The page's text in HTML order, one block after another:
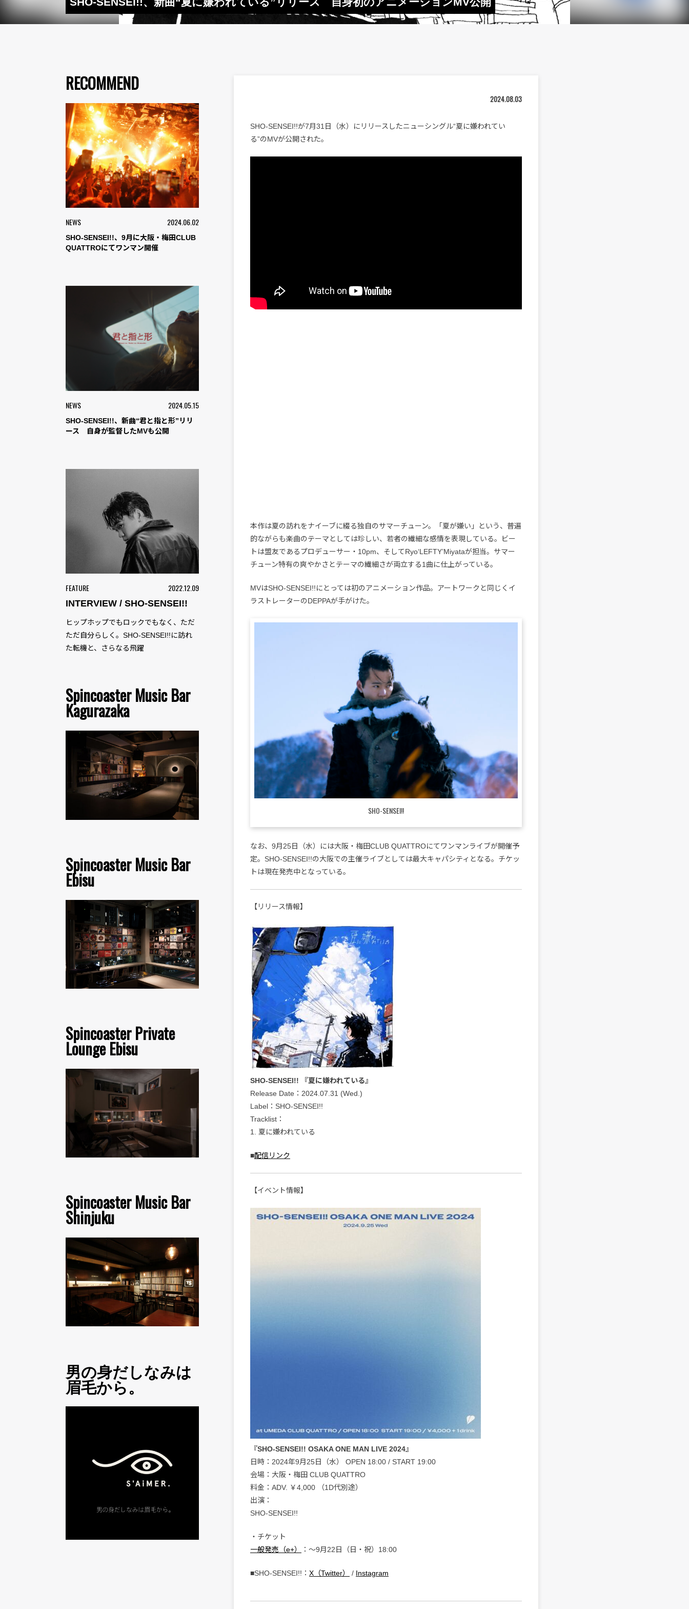
RECOMMEND
NEWS 2024.06.02
SHO-SENSEI!!、9月に大阪・梅田CLUB
QUATTROにてワンマン開催
NEWS 2024.05.15
SHO-SENSEI!!、新曲“君と指と形”リリ
ース 自身が監督したMVも公開
FEATURE 2022.12.09
INTERVIEW / SHO-SENSEI!!
ヒップホップでもロックでもなく、ただ
ただ自分らしく。SHO-SENSEI!!に訪れ
た転機と、さらなる飛躍
Spincoaster Music Bar
Kagurazaka
Spincoaster Music Bar
Ebisu
Spincoaster Private
Lounge Ebisu
Spincoaster Music Bar
Shinjuku
男の身だしなみは
眉毛から。
2024.08.03
SHO-SENSEI!!が7月31日（水）にリリースしたニューシングル“夏に嫌われてい
る”のMVが公開された。
本作は夏の訪れをナイーブに綴る独自のサマーチューン。「夏が嫌い」という、普遍
的ながらも楽曲のテーマとしては珍しい、若者の繊細な感情を表現している。ビー
トは盟友であるプロデューサー・10pm、そしてRyo‘LEFTY’Miyataが担当。サマー
チューン特有の爽やかさとテーマの繊細さが両立する1曲に仕上がっている。
MVはSHO-SENSEI!!にとっては初のアニメーション作品。アートワークと同じくイ
ラストレーターのDEPPAが手がけた。
SHO-SENSEI!!
なお、9月25日（水）には大阪・梅田CLUB QUATTROにてワンマンライブが開催予
定。SHO-SENSEI!!の大阪での主催ライブとしては最大キャパシティとなる。チケッ
トは現在発売中となっている。
【リリース情報】
SHO-SENSEI!! 『夏に嫌われている』
Release Date：2024.07.31 (Wed.)
Label：SHO-SENSEI!!
Tracklist：
1. 夏に嫌われている
■配信リンク
【イベント情報】
『SHO-SENSEI!! OSAKA ONE MAN LIVE 2024』
日時：2024年9月25日（水） OPEN 18:00 / START 19:00
会場：大阪・梅田 CLUB QUATTRO
料金：ADV. ￥4,000 （1D代別途）
出演：
SHO-SENSEI!!
・チケット
一般発売（e+）
：〜9月22日（日・祝）18:00
■SHO-SENSEI!!： X（Twitter） / Instagram